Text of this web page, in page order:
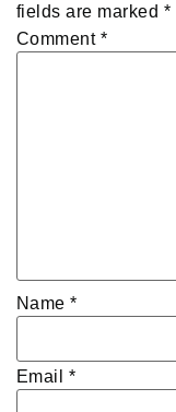
fields are marked *
Comment *
Name*
Email *